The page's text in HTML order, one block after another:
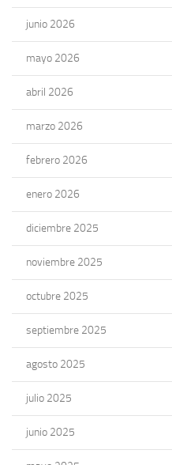
junio 2026
mayo 2026
abril 2026
marzo 2026
febrero 2026
enero 2026
diciembre 2025
noviembre 2025
octubre 2025
septiembre 2025
agosto 2025
julio 2025
junio 2025